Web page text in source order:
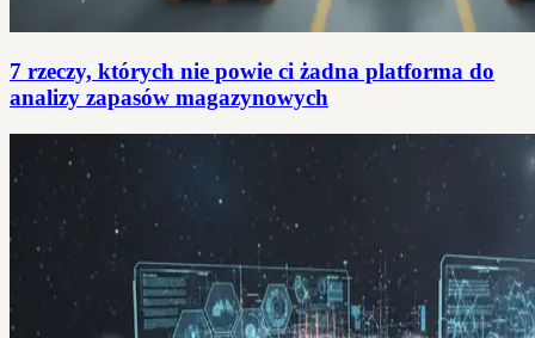
7 rzeczy, których nie powie ci żadna platforma do
analizy zapasów magazynowych